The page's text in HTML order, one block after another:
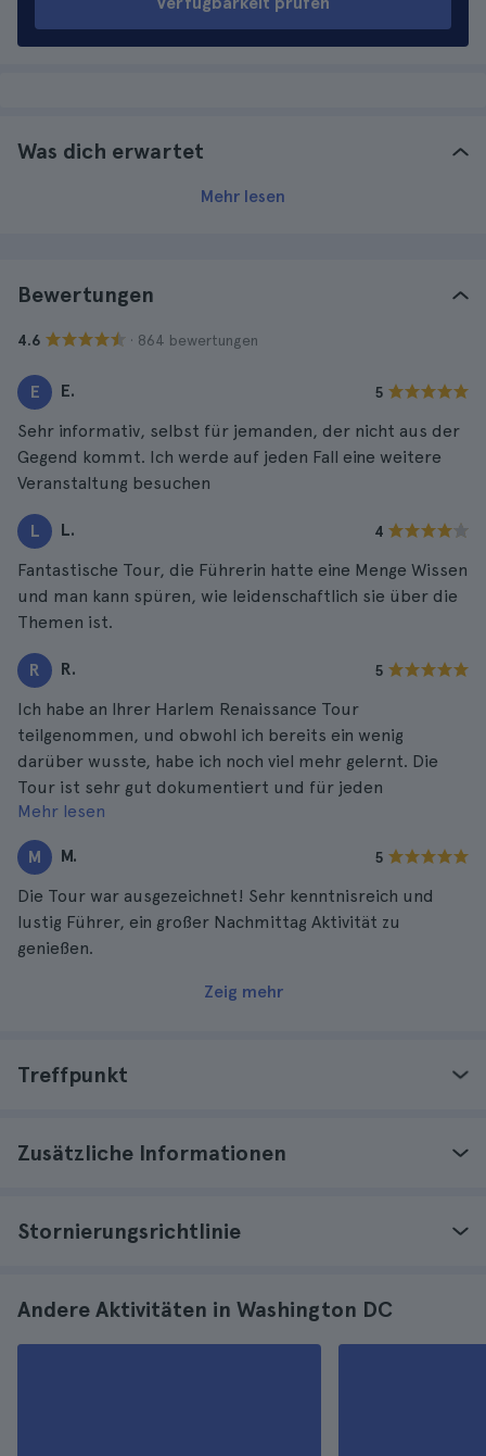
Was dich erwartet
Mehr lesen
Bewertungen
4.6 · 864 bewertungen
E E. 5
Sehr informativ, selbst für jemanden, der nicht aus der
Gegend kommt. Ich werde auf jeden Fall eine weitere
Veranstaltung besuchen
L L. 4
Fantastische Tour, die Führerin hatte eine Menge Wissen
und man kann spüren, wie leidenschaftlich sie über die
Themen ist.
R R. 5
Ich habe an Ihrer Harlem Renaissance Tour
teilgenommen, und obwohl ich bereits ein wenig
darüber wusste, habe ich noch viel mehr gelernt. Die
Tour ist sehr gut dokumentiert und für jeden
Interessierten zugänglich.
Mehr lesen
M M. 5
Die Tour war ausgezeichnet! Sehr kenntnisreich und
lustig Führer, ein großer Nachmittag Aktivität zu
genießen.
Zeig mehr
Treffpunkt
Zusätzliche Informationen
Stornierungsrichtlinie
Andere Aktivitäten in Washington DC